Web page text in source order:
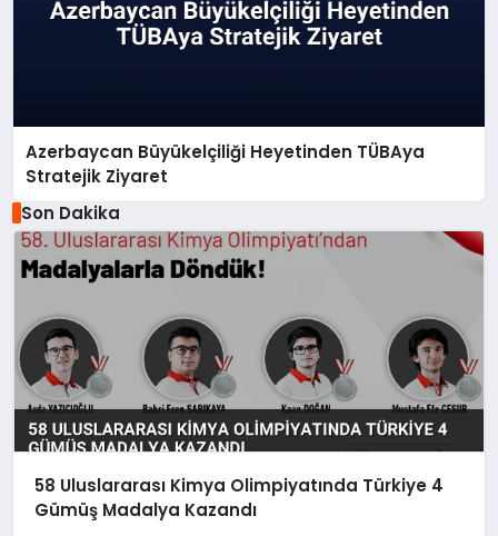
Azerbaycan Büyükelçiliği Heyetinden TÜBAya
Stratejik Ziyaret
Son Dakika
58 Uluslararası Kimya Olimpiyatında Türkiye 4
Gümüş Madalya Kazandı